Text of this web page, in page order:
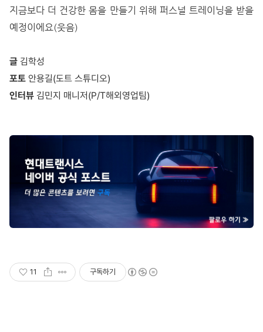
지금보다 더 건강한 몸을 만들기 위해 퍼스널 트레이닝을 받을
예정이에요(웃음)
글 김학성
포토 안용길(도트 스튜디오)
인터뷰 김민지 매니저(P/T해외영업팀)
11 구독하기